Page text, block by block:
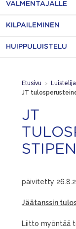
VALMENTAJALLE
KILPAILEMINEN
HUIPPULUISTELU
Etusivu >
JT
JT
päivitetty
Jäätanssin
Liitto myöntää